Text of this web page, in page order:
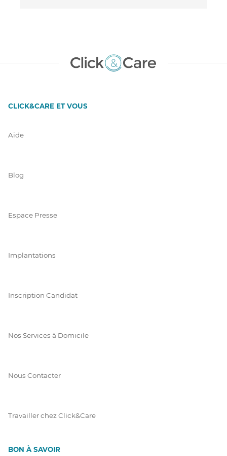
CLICK&CARE ET VOUS
Aide
Blog
Espace Presse
Implantations
Inscription Candidat
Nos Services à Domicile
Nous Contacter
Travailler chez Click&Care
BON À SAVOIR